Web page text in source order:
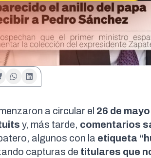
a circular el 26 de
y, más tarde, comentarios
, algunos con la etiqueta
capturas de titulares que